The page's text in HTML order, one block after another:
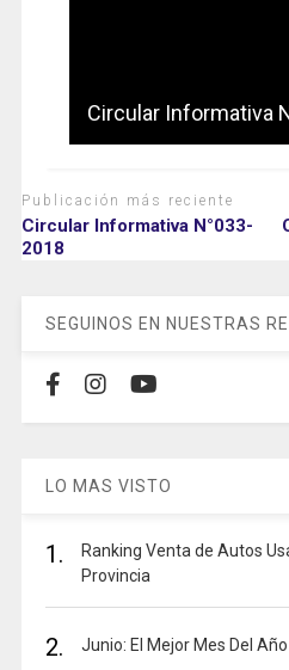
Circular Informativa
Publicación más reciente
Circular Informativa N°033-
2018
SEGUINOS EN NUESTRAS
LO MAS VISTO
1.
Ranking Venta de Autos
Provincia
2. Junio: El Mejor Mes Del Año